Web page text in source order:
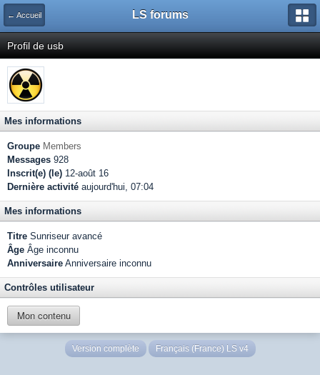
← Accueil LS forums
Profil de usb
Mes informations
Groupe Members
Messages 928
Inscrit(e) (le) 12-août 16
Dernière activité aujourd'hui, 07:04
Mes informations
Titre Sunriseur avancé
Âge Âge inconnu
Anniversaire Anniversaire inconnu
Contrôles utilisateur
Mon contenu
Version complète Français (France) LS v4